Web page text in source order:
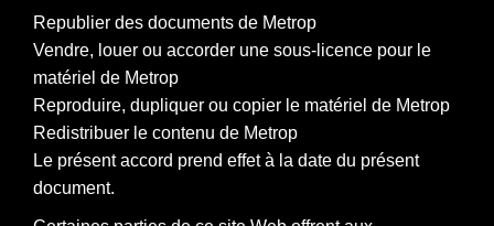
Republier des documents de Metrop
Vendre, louer ou accorder une sous-licence pour le
matériel de Metrop
Reproduire, dupliquer ou copier le matériel de Metrop
Redistribuer le contenu de Metrop
Le présent accord prend effet à la date du présent
document.